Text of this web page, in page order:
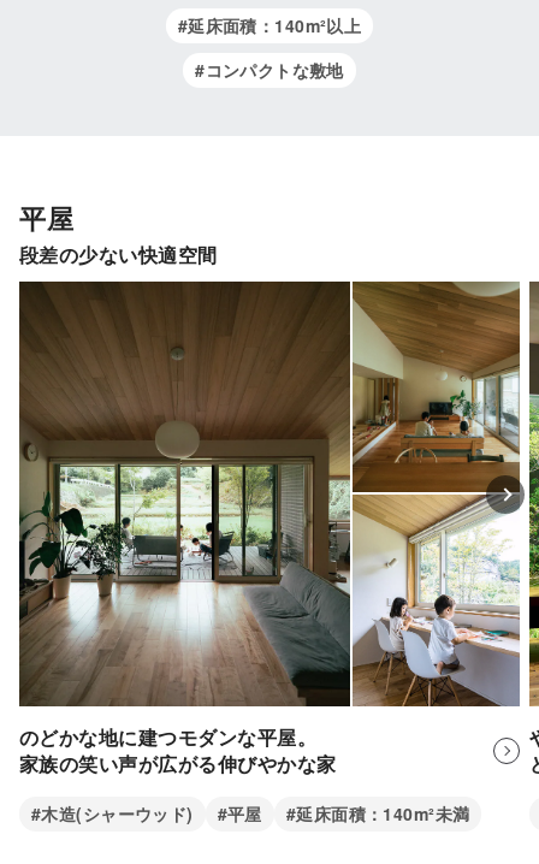
#延床面積：140m²以上
#コンパクトな敷地
平屋
段差の少ない快適空間
のどかな地に建つモダンな平屋。
家族の笑い声が広がる伸びやかな家
#木造(シャーウッド) #平屋 #延床面積：140m²未満